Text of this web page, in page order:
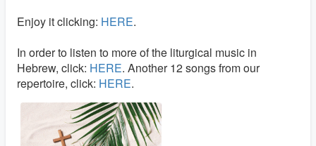
Enjoy it clicking: HERE.
In order to listen to more of the liturgical music in
Hebrew, click: HERE. Another 12 songs from our
repertoire, click: HERE.